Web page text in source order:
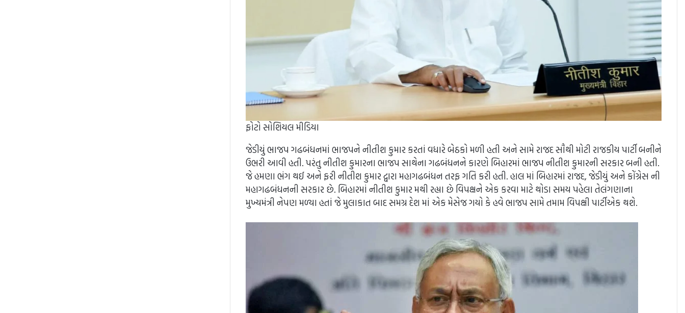
ફોટો સોશિયલ મીડિયા
જેડીયું ભાજપ ગઢબંધનમાં ભાજપને નીતીશ કુમાર કરતાં વધારે બેઠકો મળી હતી અને સામે રાજદ સૌથી મોટી રાજકીય પાર્ટી બનીને
ઉભરી આવી હતી. પરંતુ નીતીશ કુમારના ભાજપ સાથેના ગઢબંધનને કારણે બિહારમાં ભાજપ નીતીશ કુમારની સરકાર બની હતી.
જે હમણા ભંગ થઈ અને ફરી નીતીશ કુમાર દ્વારા મહાગઢબંધન તરફ ગતિ કરી હતી. હાલ માં બિહારમાં રાજદ, જેડીયું અને કોંગ્રેસ ની
મહાગઢબંધનની સરકાર છે. બિહારમાં નીતીશ કુમાર મથી રહ્યા છે વિપક્ષને એક કરવા માટે થોડા સમય પહેલા તેલંગણાના
મુખ્યમંત્રી નેપણ મળ્યા હતાં જે મુલાકાત બાદ સમગ્ર દેશ માં એક મેસેજ ગયો કે હવે ભાજપ સામે તમામ વિપક્ષી પાર્ટીએક થશે.